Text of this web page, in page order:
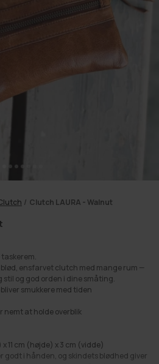
/ Clutch LAURA - Walnut
ensfarvet clutch med mange rum —
stil og god orden i dine småting.
smukkere med tiden
nemt at holde overblik
11 cm (højde) x 3 cm (vidde)
godt i hånden, og skindets blødhed giver